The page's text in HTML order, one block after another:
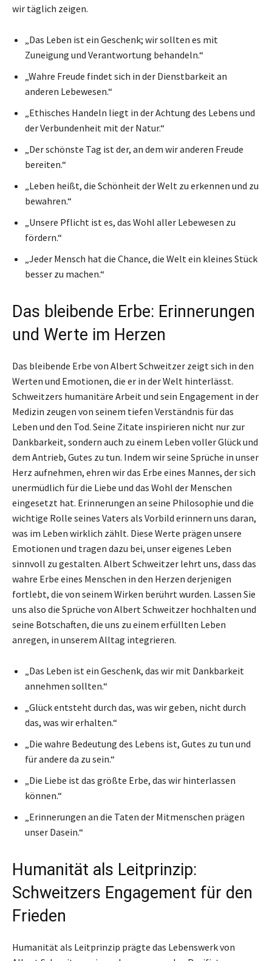
wir täglich zeigen.
„Das Leben ist ein Geschenk; wir sollten es mit
Zuneigung und Verantwortung behandeln.“
„Wahre Freude findet sich in der Dienstbarkeit an
anderen Lebewesen.“
„Ethisches Handeln liegt in der Achtung des Lebens und
der Verbundenheit mit der Natur.“
„Der schönste Tag ist der, an dem wir anderen Freude
bereiten.“
„Leben heißt, die Schönheit der Welt zu erkennen und zu
bewahren.“
„Unsere Pflicht ist es, das Wohl aller Lebewesen zu
fördern.“
„Jeder Mensch hat die Chance, die Welt ein kleines Stück
besser zu machen.“
Das bleibende Erbe: Erinnerungen
und Werte im Herzen
Das bleibende Erbe von Albert Schweitzer zeigt sich in den
Werten und Emotionen, die er in der Welt hinterlässt.
Schweitzers humanitäre Arbeit und sein Engagement in der
Medizin zeugen von seinem tiefen Verständnis für das
Leben und den Tod. Seine Zitate inspirieren nicht nur zur
Dankbarkeit, sondern auch zu einem Leben voller Glück und
dem Antrieb, Gutes zu tun. Indem wir seine Sprüche in unser
Herz aufnehmen, ehren wir das Erbe eines Mannes, der sich
unermüdlich für die Liebe und das Wohl der Menschen
eingesetzt hat. Erinnerungen an seine Philosophie und die
wichtige Rolle seines Vaters als Vorbild erinnern uns daran,
was im Leben wirklich zählt. Diese Werte prägen unsere
Emotionen und tragen dazu bei, unser eigenes Leben
sinnvoll zu gestalten. Albert Schweitzer lehrt uns, dass das
wahre Erbe eines Menschen in den Herzen derjenigen
fortlebt, die von seinem Wirken berührt wurden. Lassen Sie
uns also die Sprüche von Albert Schweitzer hochhalten und
seine Botschaften, die uns zu einem erfüllten Leben
anregen, in unserem Alltag integrieren.
„Das Leben ist ein Geschenk, das wir mit Dankbarkeit
annehmen sollten.“
„Glück entsteht durch das, was wir geben, nicht durch
das, was wir erhalten.“
„Die wahre Bedeutung des Lebens ist, Gutes zu tun und
für andere da zu sein.“
„Die Liebe ist das größte Erbe, das wir hinterlassen
können.“
„Erinnerungen an die Taten der Mitmenschen prägen
unser Dasein.“
Humanität als Leitprinzip:
Schweitzers Engagement für den
Frieden
Humanität als Leitprinzip prägte das Lebenswerk von